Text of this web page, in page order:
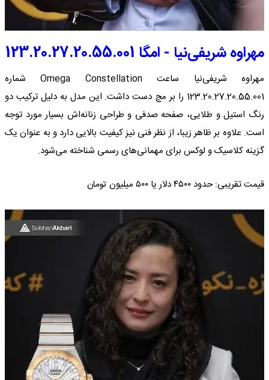
مهراوه شریفی‌نیا - امگا 123.20.27.20.55.001
مهراوه شریفی‌نیا ساعت Omega Constellation شماره
123.20.27.20.55.001 را بر مچ دست داشت. این مدل به دلیل ترکیب دو
رنگ استیل و طلایی، صفحه صدفی و طراحی زنانه‌اش بسیار مورد توجه
است. علاوه بر ظاهر زیبا، از نظر فنی نیز کیفیت بالایی دارد و به عنوان یک
گزینه کلاسیک و لوکس برای مهمانی‌های رسمی شناخته می‌شود.
قیمت تقریبی: حدود ۴۵۰۰ دلار یا ۵۰۰ میلیون تومان